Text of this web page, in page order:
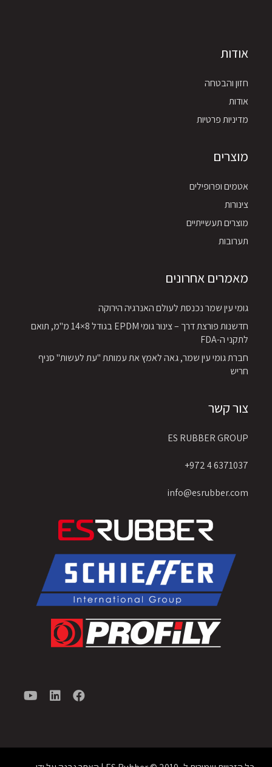
אודות
חזון והבטחה
אודות
מדיניות פרטיות
מוצרים
אטמים ופרופילים
צינורות
מוצרים תעשייתיים
תערובות
מאמרים אחרונים
גומי עין שמר נכנסת לעולם האנרגיה הירוקה
חדשנות פורצת דרך – צינור גומי EPDM בגודל 8×14 מ"מ, תואם
לתקני ה-FDA
חברת גומי עין שמר, גאה לאמץ את עמותת "עת לעשות" סניף
חריש
צור קשר
ES RUBBER GROUP
6371037 4 972+
info@esrubber.com